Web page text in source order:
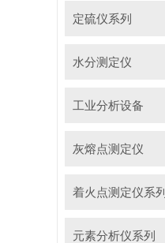
定硫仪系列
水分测定仪
工业分析设备
灰熔点测定仪
着火点测定仪系列
元素分析仪系列